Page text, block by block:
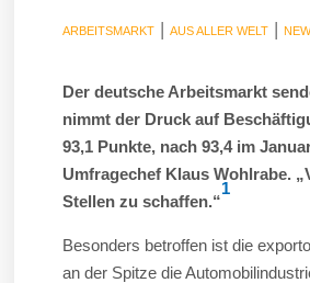
ARBEITSMARKT |AUS ALLER WELT |
Der deutsche Arbeitsmarkt
nimmt der Druck auf
93,1 Punkte, nach 93,4 im
Umfragechef Klaus Wohlrabe.
Stellen zu schaffen.“
1
Besonders betroffen ist die
an der Spitze die